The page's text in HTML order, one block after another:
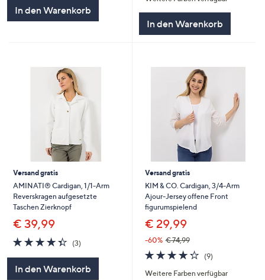
In den Warenkorb
In den Warenkorb
Versand gratis
AMINATI® Cardigan, 1/1-Arm
Reverskragen aufgesetzte
Taschen Zierknopf
€ 39,99
4.3
von
5
(3)
In den Warenkorb
Versand gratis
KIM & CO. Cardigan, 3/4-Arm
Ajour-Jersey offene Front
figurumspielend
€ 29,99
-60% € 74,99
4.2
von
5
(9)9
Weitere Farben verfügbar